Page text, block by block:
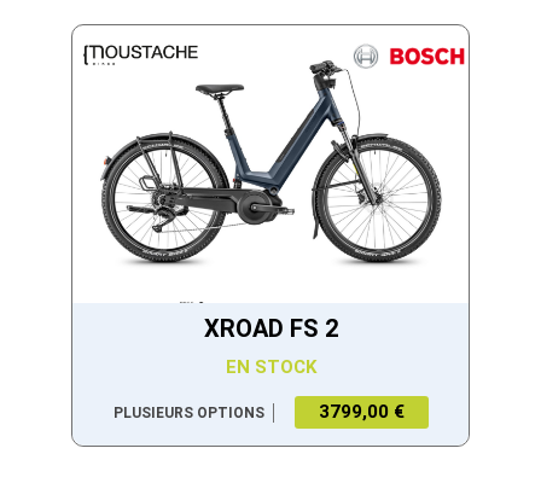
XROAD FS 2
EN STOCK
PLUSIEURS OPTIONS 3799,00 €